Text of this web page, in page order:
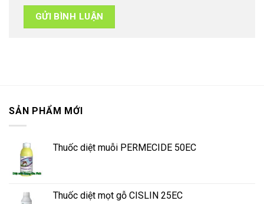
SẢN PHẨM MỚI
Thuốc diệt muỗi PERMECIDE 50EC
Thuốc diệt mọt gỗ CISLIN 25EC